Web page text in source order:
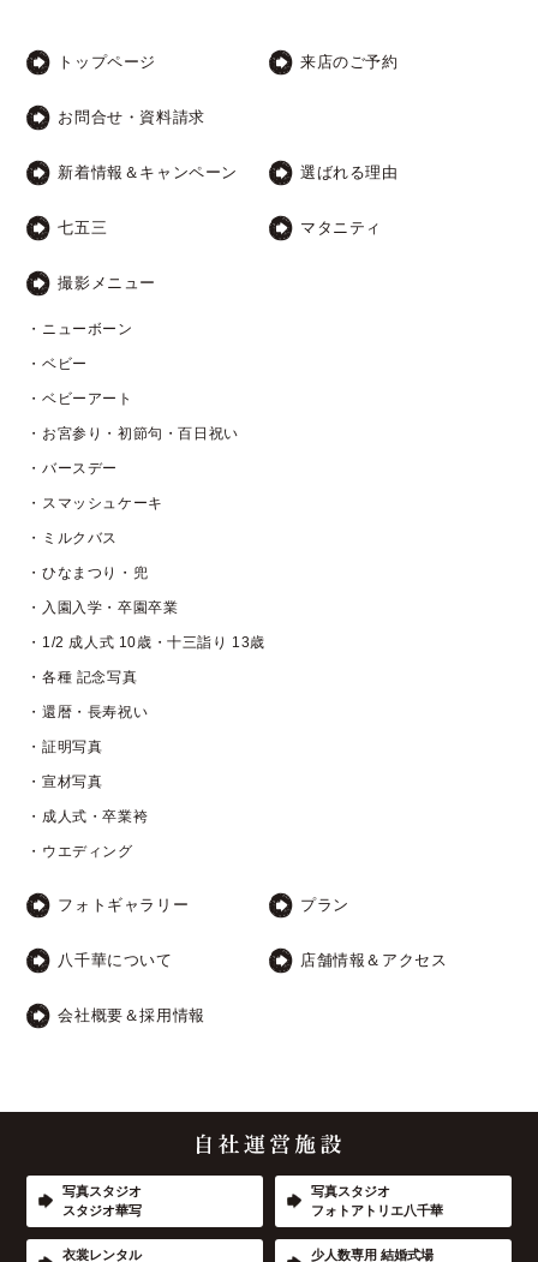
トップページ 来店のご予約
お問合せ・資料請求
新着情報＆キャンペーン 選ばれる理由
七五三 マタニティ
撮影メニュー
・ニューボーン
・ベビー
・ベビーアート
・お宮参り・初節句・百日祝い
・バースデー
・スマッシュケーキ
・ミルクバス
・ひなまつり・兜
・入園入学・卒園卒業
・1/2 成人式 10歳・十三詣り 13歳
・各種 記念写真
・還暦・長寿祝い
・証明写真
・宣材写真
・成人式・卒業袴
・ウエディング
フォトギャラリー プラン
八千華について 店舗情報＆アクセス
会社概要＆採用情報
写真スタジオ
スタジオ華写
写真スタジオ
フォトアトリエ八千華
衣裳レンタル 少人数専用 結婚式場